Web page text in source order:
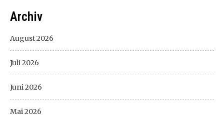
Archiv
August 2026
Juli 2026
Juni 2026
Mai 2026